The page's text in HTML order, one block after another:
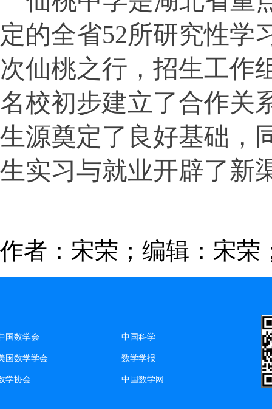
定的全省52所研究性学
次仙桃之行，招生工作
名校初步建立了合作关
生源奠定了良好基础，
生实习与就业开辟了新
作者：宋荣；编辑：宋荣
国数学会 中国科学
国数学学会 数学学报
学协会 中国数学网